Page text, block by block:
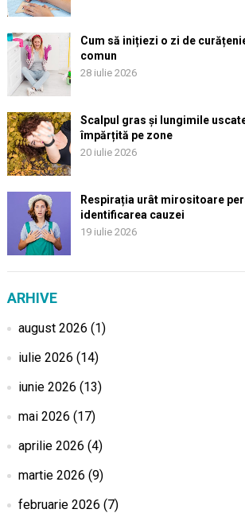
Cum să inițiezi o zi de
comun
28 iulie 2026
Scalpul gras și lungimile
împărțită pe zone
20 iulie 2026
Respirația urât mirositoare
identificarea cauzei
19 iulie 2026
ARHIVE
august 2026 (1)
iulie 2026 (14)
iunie 2026 (13)
mai 2026 (17)
aprilie 2026 (4)
martie 2026 (9)
februarie 2026 (7)